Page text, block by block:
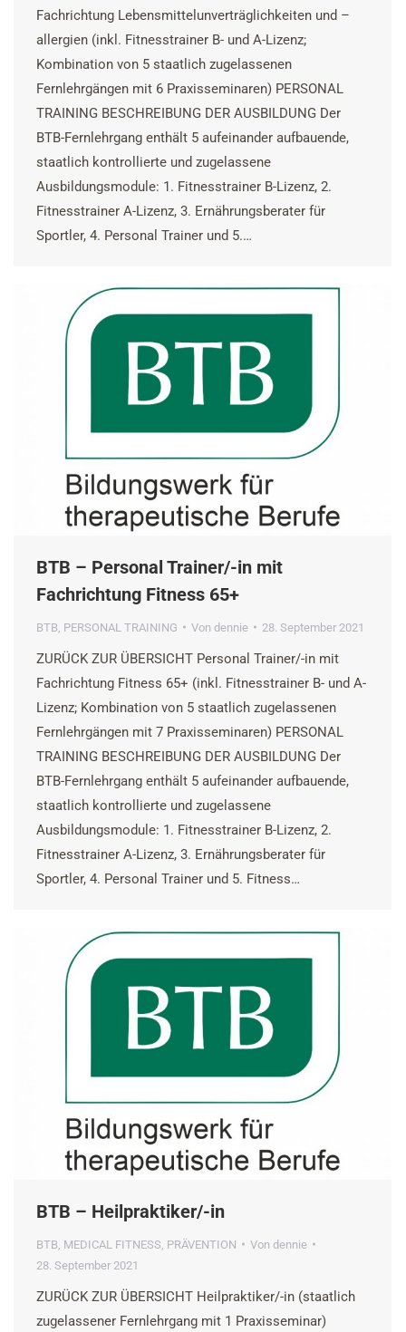
Fachrichtung Lebensmittelunverträglichkeiten und –
allergien (inkl. Fitnesstrainer B- und A-Lizenz;
Kombination von 5 staatlich zugelassenen
Fernlehrgängen mit 6 Praxisseminaren) PERSONAL
TRAINING BESCHREIBUNG DER AUSBILDUNG Der
BTB-Fernlehrgang enthält 5 aufeinander aufbauende,
staatlich kontrollierte und zugelassene
Ausbildungsmodule: 1. Fitnesstrainer B-Lizenz, 2.
Fitnesstrainer A-Lizenz, 3. Ernährungsberater für
Sportler, 4. Personal Trainer und 5.…
BTB – Personal Trainer/-in mit
Fachrichtung Fitness 65+
BTB PERSONAL TRAINING Von dennie 28. September 2021
ZURÜCK ZUR ÜBERSICHT Personal Trainer/-in mit
Fachrichtung Fitness 65+ (inkl. Fitnesstrainer B- und A-
Lizenz; Kombination von 5 staatlich zugelassenen
Fernlehrgängen mit 7 Praxisseminaren) PERSONAL
TRAINING BESCHREIBUNG DER AUSBILDUNG Der
BTB-Fernlehrgang enthält 5 aufeinander aufbauende,
staatlich kontrollierte und zugelassene
Ausbildungsmodule: 1. Fitnesstrainer B-Lizenz, 2.
Fitnesstrainer A-Lizenz, 3. Ernährungsberater für
Sportler, 4. Personal Trainer und 5. Fitness…
BTB – Heilpraktiker/-in
BTB MEDICAL FITNESS PRÄVENTION Von dennie
28. September 2021
ZURÜCK ZUR ÜBERSICHT Heilpraktiker/-in (staatlich
zugelassener Fernlehrgang mit 1 Praxisseminar)